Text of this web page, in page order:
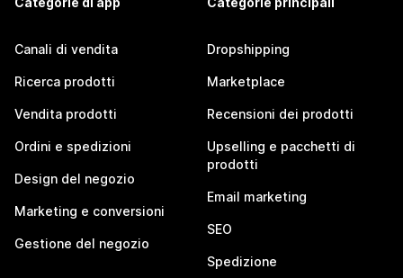
Canali di vendita
Ricerca prodotti
Vendita prodotti
Ordini e spedizioni
Design del negozio
Marketing e conversioni
Gestione del negozio
Dropshipping
Marketplace
Recensioni dei prodotti
Upselling e pacchetti di
prodotti
Email marketing
SEO
Spedizione